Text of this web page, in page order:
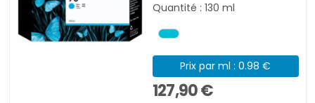
Quantité : 130 ml
Prix par ml : 0.98 €
127,90 €